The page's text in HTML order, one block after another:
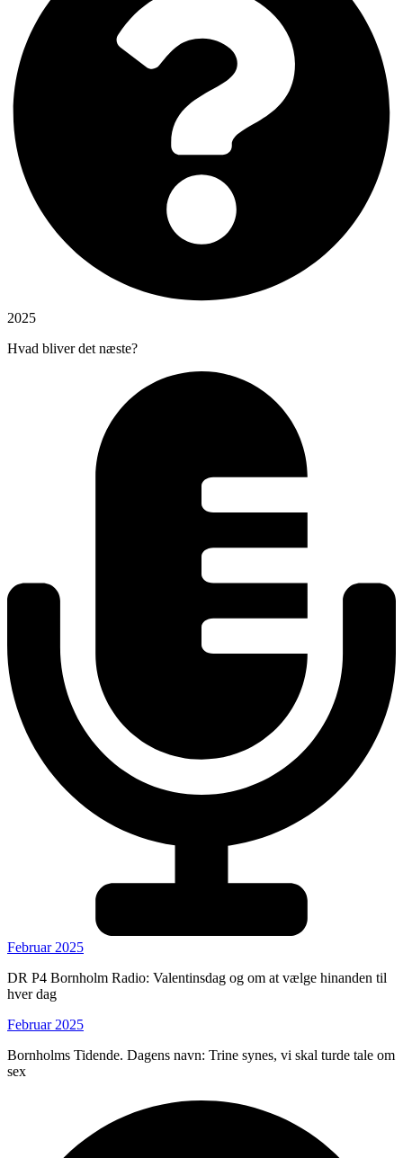
2025
Hvad bliver det næste?
Februar 2025
DR P4 Bornholm Radio: Valentinsdag og om at vælge hinanden til
hver dag
Februar 2025
Bornholms Tidende. Dagens navn: Trine synes, vi skal turde tale om
sex